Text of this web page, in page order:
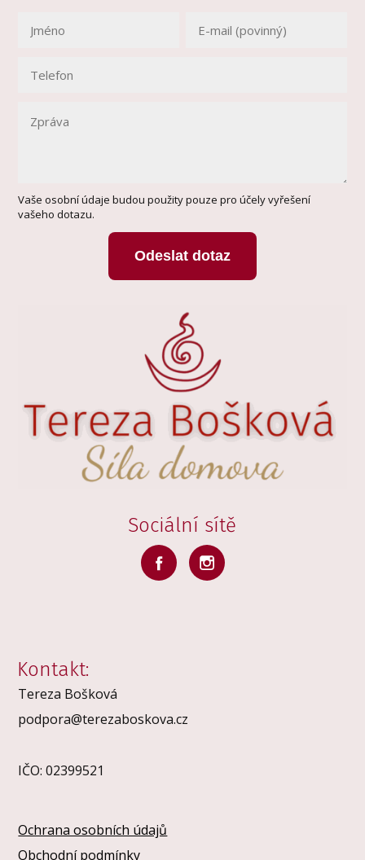
Vaše osobní údaje budou použity pouze pro účely vyřešení
vašeho dotazu.
Odeslat dotaz
Sociální sítě
Kontakt:
Tereza Bošková
podpora@terezaboskova.cz
IČO: 02399521
Ochrana osobních údajů
Obchodní podmínky